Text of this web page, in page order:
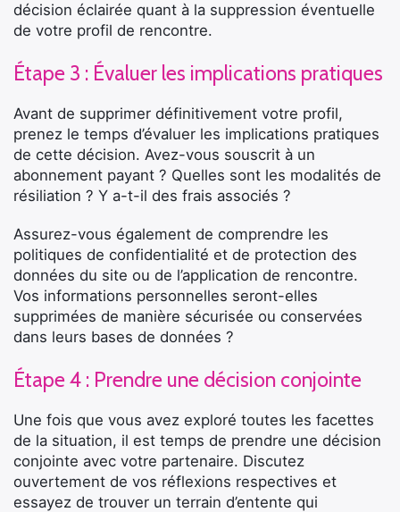
décision éclairée quant à la suppression éventuelle
de votre profil de rencontre.
Étape 3 : Évaluer les implications pratiques
Avant de supprimer définitivement votre profil,
prenez le temps d’évaluer les implications pratiques
de cette décision. Avez-vous souscrit à un
abonnement payant ? Quelles sont les modalités de
résiliation ? Y a-t-il des frais associés ?
Assurez-vous également de comprendre les
politiques de confidentialité et de protection des
données du site ou de l’application de rencontre.
Vos informations personnelles seront-elles
supprimées de manière sécurisée ou conservées
dans leurs bases de données ?
Étape 4 : Prendre une décision conjointe
Une fois que vous avez exploré toutes les facettes
de la situation, il est temps de prendre une décision
conjointe avec votre partenaire. Discutez
ouvertement de vos réflexions respectives et
essayez de trouver un terrain d’entente qui